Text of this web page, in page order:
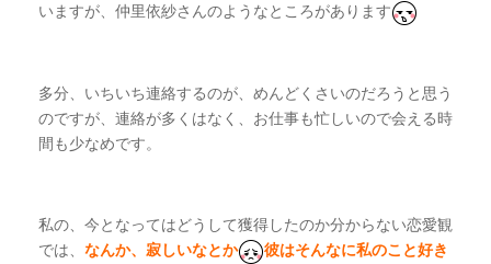
いますが、仲里依紗さんのようなところがあります
多分、いちいち連絡するのが、めんどくさいのだろうと思う
のですが、連絡が多くはなく、お仕事も忙しいので会える時
間も少なめです。
私の、今となってはどうして獲得したのか分からない恋愛観
では、 なんか、寂しいなとか
彼はそんなに私のこと好き